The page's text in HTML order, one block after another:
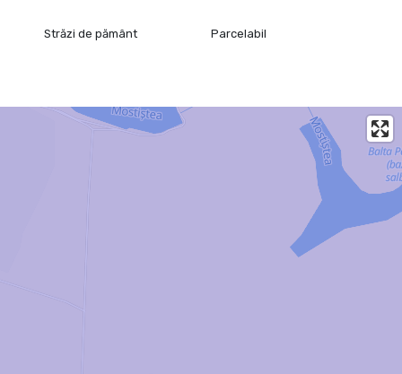
Străzi de pământ Parcelabil